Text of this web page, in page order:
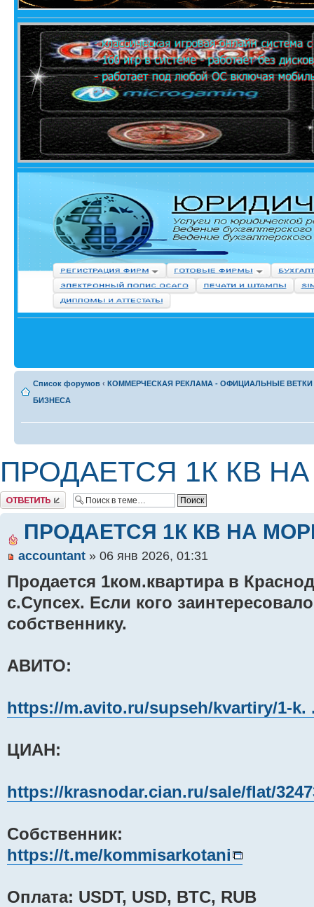
Список форумов ‹ КОММЕРЧЕСКАЯ РЕКЛАМА - ОФИЦИАЛЬНЫЕ
БИЗНЕСА
ПРОДАЕТСЯ 1К КВ
Комментировать
ПРОДАЕТСЯ 1К КВ НА
accountant » 06 янв 2026, 01:31
Продается 1ком.квартира в
с.Супсех. Если кого
собственнику.
АВИТО:
https://m.avito.ru/supseh/kvartiry/1-k.
ЦИАН:
https://krasnodar.cian.ru/sale/flat/
Собственник:
https://t.me/kommisarkotani
Оплата: USDT, USD, BTC, RUB